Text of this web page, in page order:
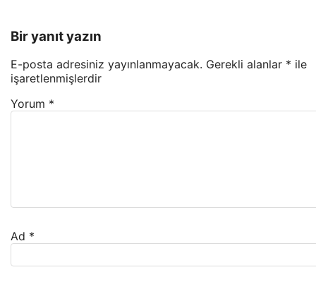
Bir yanıt yazın
E-posta adresiniz yayınlanmayacak. Gerekli alanlar * ile
işaretlenmişlerdir
Yorum *
Ad *